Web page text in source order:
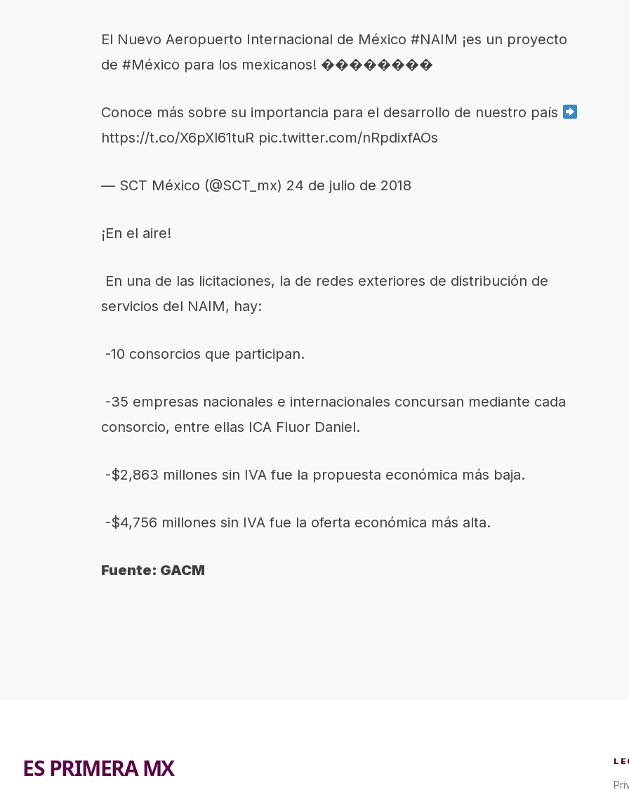
El Nuevo Aeropuerto Internacional de México #NAIM ¡es un proyecto
de #México para los mexicanos! ��������
Conoce más sobre su importancia para el desarrollo de nuestro país
https://t.co/X6pXl61tuR pic.twitter.com/nRpdixfAOs
— SCT México (@SCT_mx) 24 de julio de 2018
¡En el aire!
En una de las licitaciones, la de redes exteriores de distribución de
servicios del NAIM, hay:
-10 consorcios que participan.
-35 empresas nacionales e internacionales concursan mediante cada
consorcio, entre ellas ICA Fluor Daniel.
-$2,863 millones sin IVA fue la propuesta económica más baja.
-$4,756 millones sin IVA fue la oferta económica más alta.
Fuente: GACM
ES PRIMERA MX